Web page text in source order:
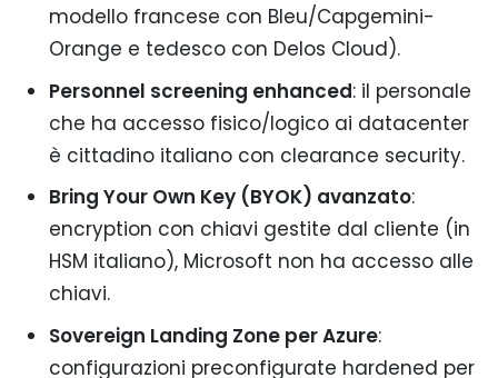
modello francese con Bleu/Capgemini-
Orange e tedesco con Delos Cloud).
Personnel screening enhanced: il personale
che ha accesso fisico/logico ai datacenter
è cittadino italiano con clearance security.
Bring Your Own Key (BYOK) avanzato:
encryption con chiavi gestite dal cliente (in
HSM italiano), Microsoft non ha accesso alle
chiavi.
Sovereign Landing Zone per Azure:
configurazioni preconfigurate hardened per